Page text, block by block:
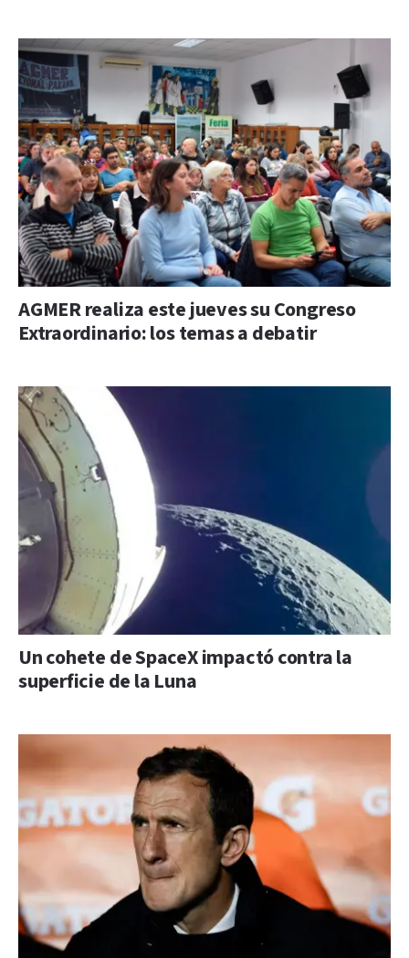
AGMER realiza este jueves su Congreso
Extraordinario: los temas a debatir
Un cohete de SpaceX impactó contra la
superficie de la Luna